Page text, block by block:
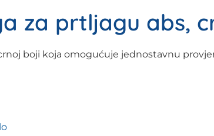
za prtljagu abs,
boji koja omogućuje jednostavnu